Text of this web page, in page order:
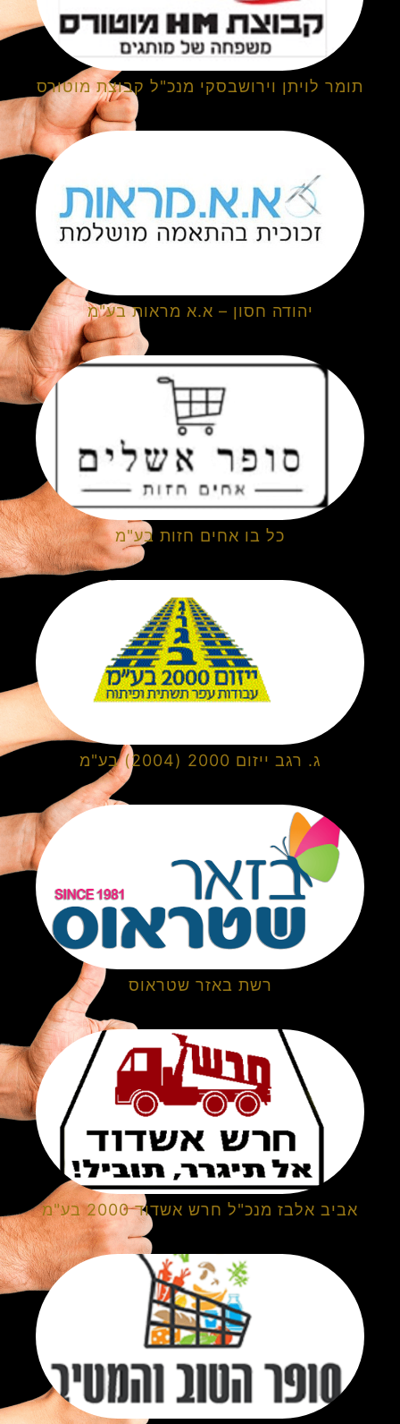
תומר לויתן וירושבסקי מנכ"ל קבוצת מוטורס
יהודה חסון – א.א מראות בע"מ
כל בו אחים חזות בע"מ
ג. רגב ייזום 2000 (2004) בע"מ
רשת באזר שטראוס
אביב אלבז מנכ"ל חרש אשדוד 2000 בע"מ